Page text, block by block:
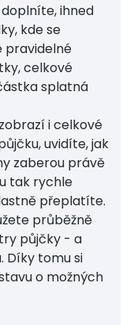
ihned
kde se
pravidelné
celkové
splatná
i celkové
uvidíte, jak
zaberou právě
tak rychle
přeplatíte.
průběžně
půjčky - a
Díky tomu si
o možných